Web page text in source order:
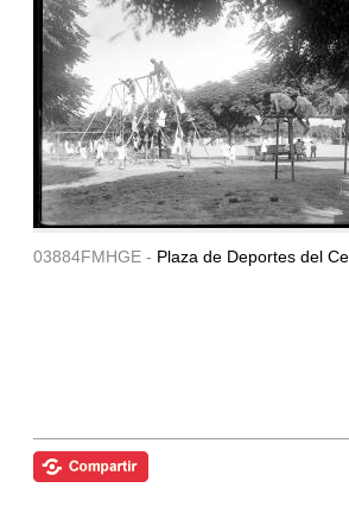
03884FMHGE - Plaza de Deportes del